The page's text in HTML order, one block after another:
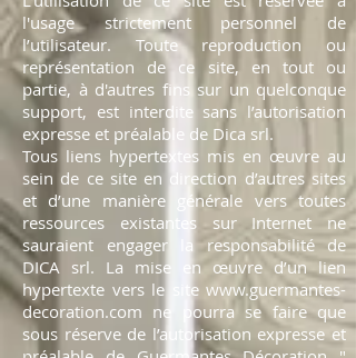
l'usage strictement personnel de
l’utilisateur. Toute reproduction ou
représentation de ce site, en tout ou
partie, à d'autres fins sur un quelconque
support, est interdite sans l’autorisation
expresse et préalable de Dica srl.
Tous liens hypertextes mis en œuvre au
sein de ce site en direction d’autres sites
et d’une manière générale vers toutes
ressources existantes sur Internet ne
sauraient engager la responsabilité de
DICA srl. La mise en œuvre d’un lien
hypertexte vers le site www.guermantes-
decoration.com ne pourra se faire que
sous réserve de l’autorisation expresse et